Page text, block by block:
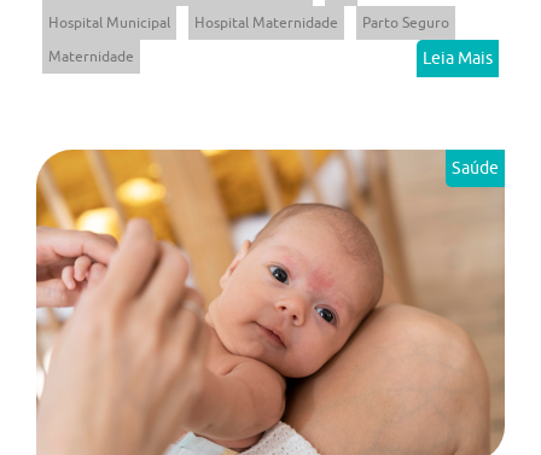
Hospital Municipal
Hospital Maternidade
Parto Seguro
Maternidade
Leia Mais
Saúde